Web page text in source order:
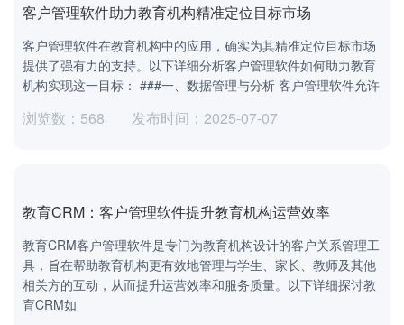
客户管理软件助力教育机构精准定位目标市场
客户管理软件在教育机构中的应用，确实为其精准定位目标市场
提供了强有力的支持。以下详细分析客户管理软件如何助力教育
机构实现这一目标： ###一、数据管理与分析 客户管理软件允许
浏览数：568 发布时间：2025-07-07
教育CRM：客户管理软件提升教育机构运营效率
教育CRM客户管理软件是专门为教育机构设计的客户关系管理工
具，旨在帮助教育机构更有效地管理与学生、家长、教师及其他
相关方的互动，从而提升运营效率和服务质量。以下详细探讨教
育CRM如